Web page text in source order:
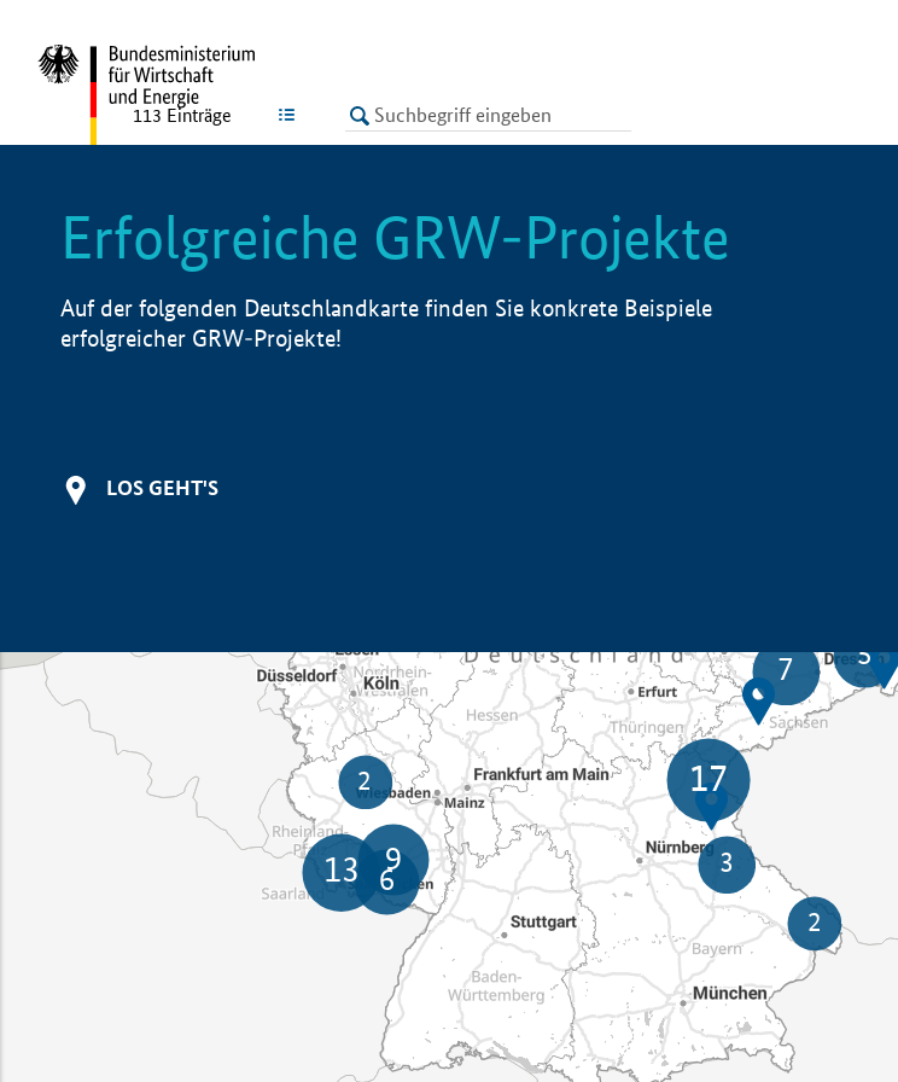
LISTE
113 Einträge
Erfolgreiche GRW-Projekte
Auf der folgenden Deutschlandkarte finden Sie konkrete Beispiele
erfolgreicher GRW-Projekte!
LOS GEHT'S